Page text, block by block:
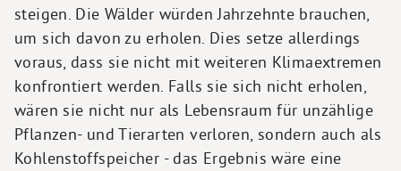
steigen. Die Wälder würden Jahrzehnte brauchen,
um sich davon zu erholen. Dies setze allerdings
voraus, dass sie nicht mit weiteren Klimaextremen
konfrontiert werden. Falls sie sich nicht erholen,
wären sie nicht nur als Lebensraum für unzählige
Pflanzen- und Tierarten verloren, sondern auch als
Kohlenstoffspeicher - das Ergebnis wäre eine